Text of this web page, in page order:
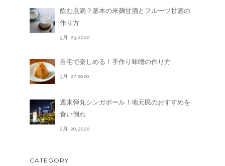
飲む点滴？基本の米麹甘酒とフルーツ甘酒の
作り方
9月 23,2020
自宅で楽しめる！手作り味噌の作り方
3月 27,2020
週末弾丸シンガポール！地元民のおすすめを
食い倒れ
2月 20,2020
CATEGORY